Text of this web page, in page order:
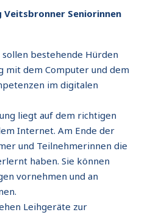
Seniorinnen
bestehende Hürden
mit dem Computer und dem
im digitalen
liegt auf dem richtigen
Internet. Am Ende der
und Teilnehmerinnen die
haben. Sie können
vornehmen und an
Leihgeräte zur